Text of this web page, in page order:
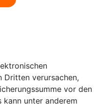
Dritten verursachen,
vor den
kann unter anderem